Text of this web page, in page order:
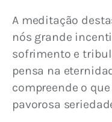
A meditação
nós grande
sofrimento e
pensa na
compreende o
pavorosa